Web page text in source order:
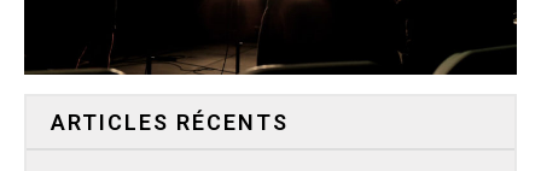
ARTICLES RÉCENTS